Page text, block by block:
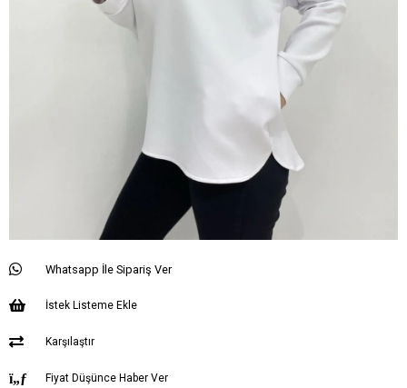
Whatsapp İle Sipariş Ver
İstek Listeme Ekle
Karşılaştır
Fiyat Düşünce Haber Ver